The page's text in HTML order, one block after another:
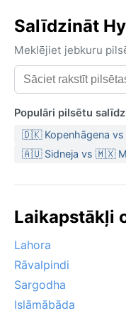
Salīdzināt
Meklējiet jebkuru
Populāri pilsētu
🇩🇰 Kopenhāgena
🇦🇺 Sidneja vs 🇲🇽
Laikapstākļi
Lahora
Rāvalpindi
Sargodha
Islāmābāda